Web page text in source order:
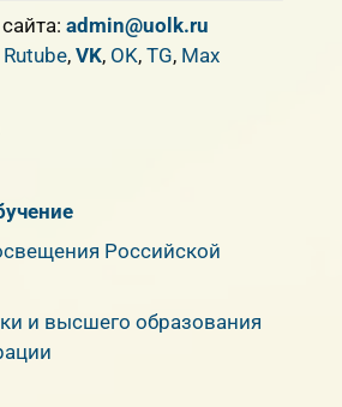
admin@uolk.ru
Rutube, VK, OK, TG, Max
Российской
и высшего образования